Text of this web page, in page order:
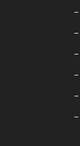
–
–
–
–
–
–